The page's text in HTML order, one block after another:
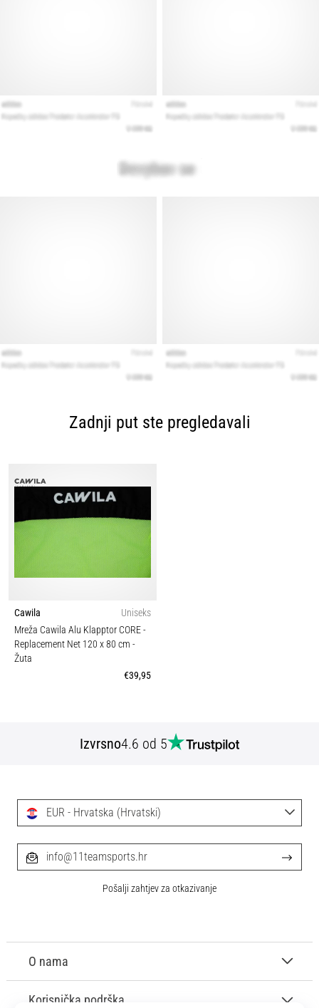
Zadnji put ste pregledavali
Cawila
Uniseks
Mreža Cawila Alu Klapptor CORE -
Replacement Net 120 x 80 cm -
Žuta
€39,95
Izvrsno4.6 od 5
O nama
Korisnička podrška
EUR - Hrvatska (Hrvatski)
info@11teamsports.hr
Pošalji zahtjev za otkazivanje